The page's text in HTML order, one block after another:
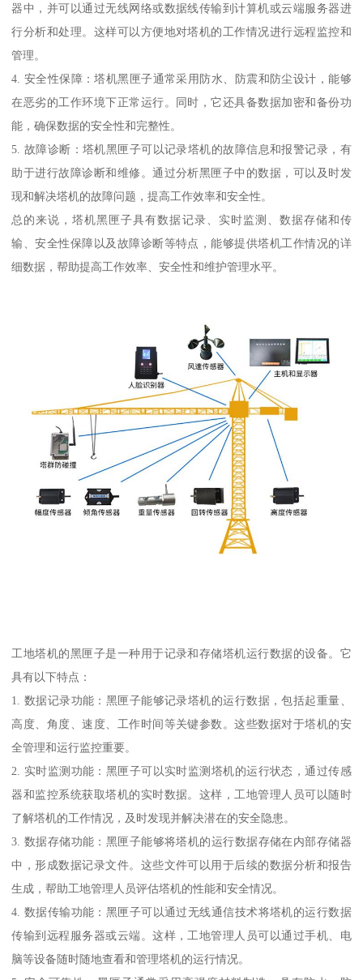
器中，并可以通过无线网络或数据线传输到计算机或云端服务器进
行分析和处理。这样可以方便地对塔机的工作情况进行远程监控和
管理。
4. 安全性保障：塔机黑匣子通常采用防水、防震和防尘设计，能够
在恶劣的工作环境下正常运行。同时，它还具备数据加密和备份功
能，确保数据的安全性和完整性。
5. 故障诊断：塔机黑匣子可以记录塔机的故障信息和报警记录，有
助于进行故障诊断和维修。通过分析黑匣子中的数据，可以及时发
现和解决塔机的故障问题，提高工作效率和安全性。
总的来说，塔机黑匣子具有数据记录、实时监测、数据存储和传
输、安全性保障以及故障诊断等特点，能够提供塔机工作情况的详
细数据，帮助提高工作效率、安全性和维护管理水平。
工地塔机的黑匣子是一种用于记录和存储塔机运行数据的设备。它
具有以下特点：
1. 数据记录功能：黑匣子能够记录塔机的运行数据，包括起重量、
高度、角度、速度、工作时间等关键参数。这些数据对于塔机的安
全管理和运行监控重要。
2. 实时监测功能：黑匣子可以实时监测塔机的运行状态，通过传感
器和监控系统获取塔机的实时数据。这样，工地管理人员可以随时
了解塔机的工作情况，及时发现并解决潜在的安全隐患。
3. 数据存储功能：黑匣子能够将塔机的运行数据存储在内部存储器
中，形成数据记录文件。这些文件可以用于后续的数据分析和报告
生成，帮助工地管理人员评估塔机的性能和安全情况。
4. 数据传输功能：黑匣子可以通过无线通信技术将塔机的运行数据
传输到远程服务器或云端。这样，工地管理人员可以通过手机、电
脑等设备随时随地查看和管理塔机的运行情况。